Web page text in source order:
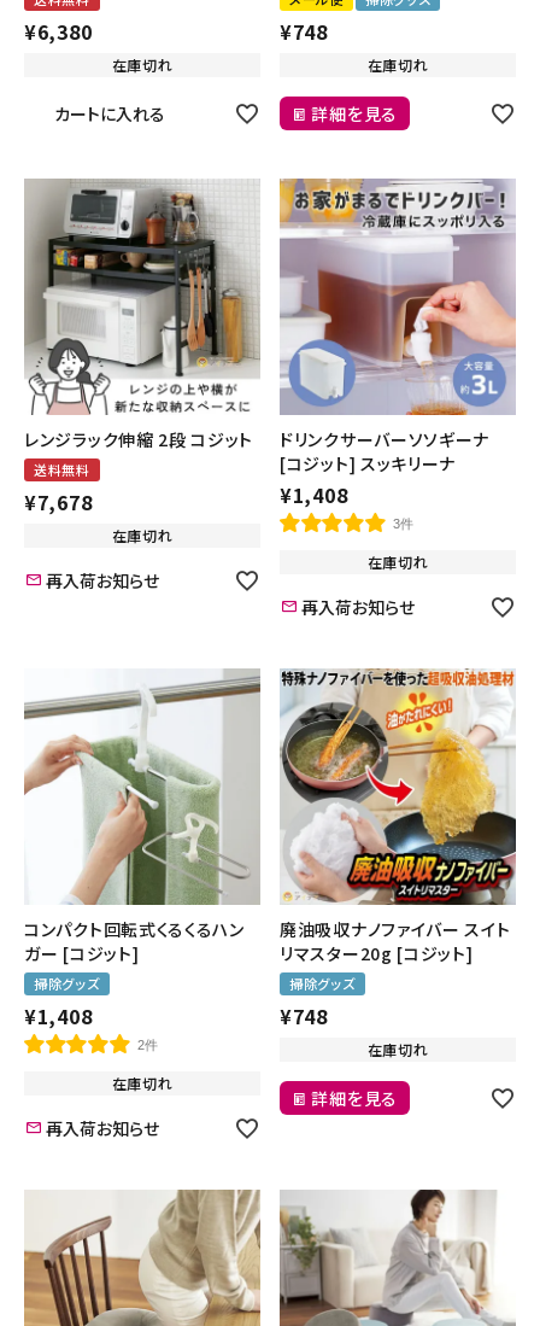
¥6,380
在庫切れ
カートに入れる
¥748
在庫切れ
詳細を見る
レンジラック伸縮 2段 コジット
送料無料
¥7,678
在庫切れ
再入荷お知らせ
ドリンクサーバーソソギーナ
[コジット] スッキリーナ
¥1,408
3件
在庫切れ
再入荷お知らせ
コンパクト回転式くるくるハン
ガー [コジット]
掃除グッズ
¥1,408
2件
在庫切れ
再入荷お知らせ
廃油吸収ナノファイバー スイト
リマスター20g [コジット]
掃除グッズ
¥748
在庫切れ
詳細を見る